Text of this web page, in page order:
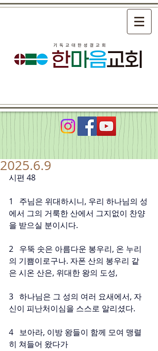
2025.6.9
시편 48
1   주님은 위대하시니, 우리 하나님의 성
에서 그의 거룩한 산에서 그지없이 찬양
을 받으실 분이시다.
2   우뚝 솟은 아름다운 봉우리, 온 누리
의 기쁨이로구나. 자폰 산의 봉우리 같
은 시온 산은, 위대한 왕의 도성,
3   하나님은 그 성의 여러 요새에서, 자
신이 피난처이심을 스스로 알리셨다.
4   보아라, 이방 왕들이 함께 모여 맹렬
히 쳐들어 왔다가